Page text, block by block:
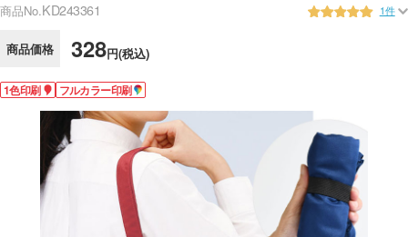
商品No.KD243361 1件
商品価格 328円(税込)
1色印刷 フルカラー印刷